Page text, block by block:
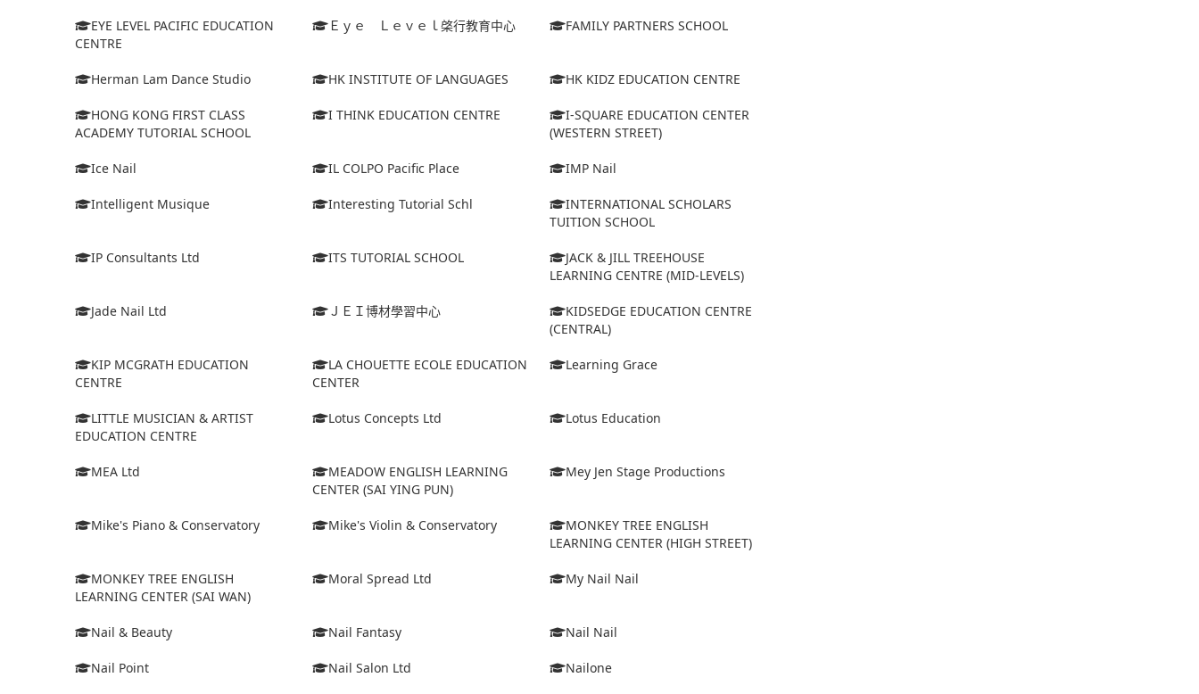
EYE LEVEL PACIFIC EDUCATION
CENTRE
Ｅｙｅ Ｌｅｖｅｌ棨行教育中心 FAMILY PARTNERS SCHOOL
Herman Lam Dance Studio HK INSTITUTE OF LANGUAGES HK KIDZ EDUCATION CENTRE
HONG KONG FIRST CLASS
ACADEMY TUTORIAL SCHOOL
I THINK EDUCATION CENTRE
I-SQUARE EDUCATION CENTER
(WESTERN STREET)
Ice Nail IL COLPO Pacific Place IMP Nail
Intelligent Musique Interesting Tutorial Schl
INTERNATIONAL SCHOLARS
TUITION SCHOOL
IP Consultants Ltd ITS TUTORIAL SCHOOL
JACK & JILL TREEHOUSE
LEARNING CENTRE (MID-LEVELS)
Jade Nail Ltd ＪＥＩ博材學習中心
KIDSEDGE EDUCATION CENTRE
(CENTRAL)
KIP MCGRATH EDUCATION
CENTRE
LA CHOUETTE ECOLE EDUCATION
CENTER
Learning Grace
LITTLE MUSICIAN & ARTIST
EDUCATION CENTRE
Lotus Concepts Ltd Lotus Education
MEA Ltd
MEADOW ENGLISH LEARNING
CENTER (SAI YING PUN)
Mey Jen Stage Productions
Mike's Piano & Conservatory Mike's Violin & Conservatory
MONKEY TREE ENGLISH
LEARNING CENTER (HIGH STREET)
MONKEY TREE ENGLISH
LEARNING CENTER (SAI WAN)
Moral Spread Ltd My Nail Nail
Nail & Beauty Nail Fantasy Nail Nail
Nail Point Nail Salon Ltd Nailone